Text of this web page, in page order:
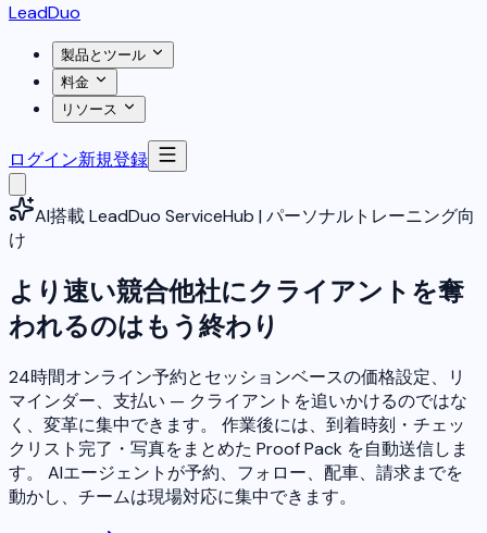
LeadDuo
製品とツール
料金
リソース
ログイン新規登録
AI搭載 LeadDuo ServiceHub | パーソナルトレーニング向
け
より速い競合他社にクライアントを奪
われるのはもう終わり
24時間オンライン予約とセッションベースの価格設定、リ
マインダー、支払い — クライアントを追いかけるのではな
く、変革に集中できます。 作業後には、到着時刻・チェッ
クリスト完了・写真をまとめた Proof Pack を自動送信しま
す。 AIエージェント が予約、フォロー、配車、請求までを
動かし、チームは現場対応に集中できます。